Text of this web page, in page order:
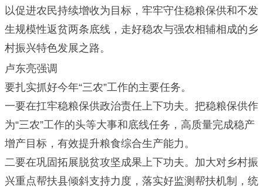
以促进农民持续增收为目标，牢牢守住稳粮保供和不发
生规模性返贫两条底线，走好稳农与强农相辅相成的乡
村振兴特色发展之路。
卢东亮强调
要扎实抓好今年“三农”工作的主要任务。
一要在扛牢稳粮保供政治责任上下功夫。把稳粮保供作
为“三农”工作的头等大事和底线任务，高质量完成稳产
增产目标，有效提升粮食综合生产能力。
二要在巩固拓展脱贫攻坚成果上下功夫。加大对乡村振
兴重点帮扶县倾斜支持力度，落实好监测帮扶机制，统